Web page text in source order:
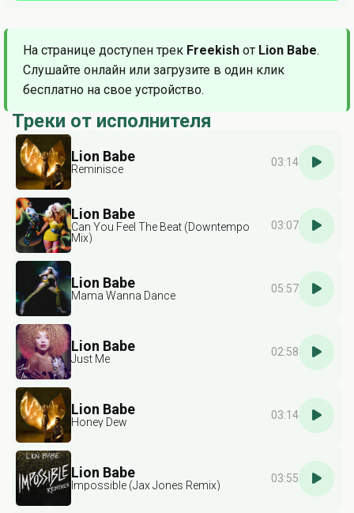
На странице доступен трек Freekish от Lion Babe.
Слушайте онлайн или загрузите в один клик
бесплатно на свое устройство.
Треки от исполнителя
Lion Babe
Reminisce
03:14
Lion Babe
Can You Feel The Beat (Downtempo
Mix)
03:07
Lion Babe
Mama Wanna Dance
05:57
Lion Babe
Just Me
02:58
Lion Babe
Honey Dew
03:14
Lion Babe
Impossible (Jax Jones Remix)
03:55